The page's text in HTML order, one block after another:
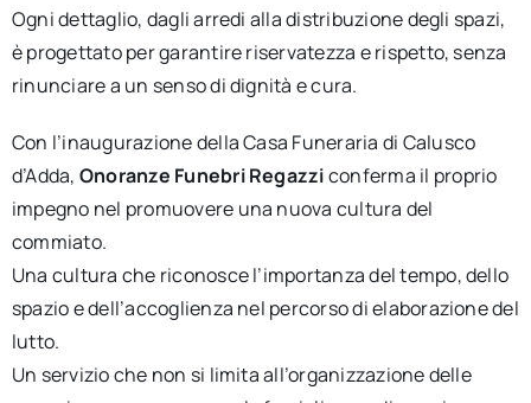
Ogni dettaglio, dagli arredi alla distribuzione degli spazi,
è progettato per garantire riservatezza e rispetto, senza
rinunciare a un senso di dignità e cura.
Con l’inaugurazione della Casa Funeraria di Calusco
d’Adda, Onoranze Funebri Regazziconferma il proprio
impegno nel promuovere una nuova cultura del
commiato.
Una cultura che riconosce l’importanza del tempo, dello
spazio e dell’accoglienza nel percorso di elaborazione del
lutto.
Un servizio che non si limita all’organizzazione delle